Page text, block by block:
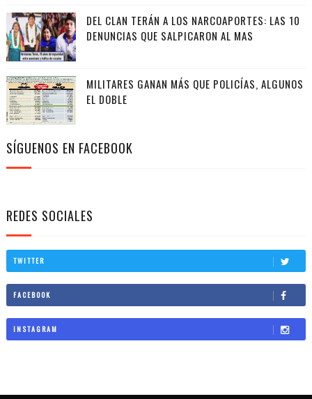
DEL CLAN TERÁN A LOS NARCOAPORTES: LAS 10
DENUNCIAS QUE SALPICARON AL MAS
MILITARES GANAN MÁS QUE POLICÍAS, ALGUNOS
EL DOBLE
SÍGUENOS EN FACEBOOK
REDES SOCIALES
TWITTER
FACEBOOK
INSTAGRAM